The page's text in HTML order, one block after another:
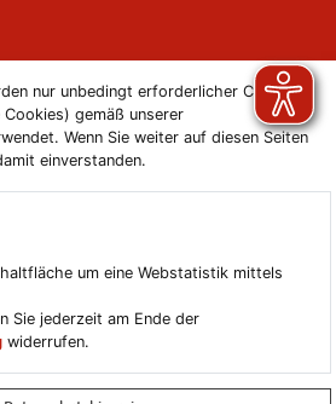
nur unbedingt erforderlicher Cookies
gemäß unserer
Wenn Sie weiter auf diesen Seiten
einverstanden.
um eine Webstatistik mittels
Sie jederzeit am Ende der
widerrufen.